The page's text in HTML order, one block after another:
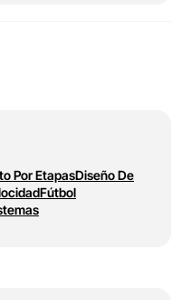
Por EtapasDiseño De
Fútbol